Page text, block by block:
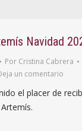
Navidad
Por Cristina Cabrera
un comentario
el placer de